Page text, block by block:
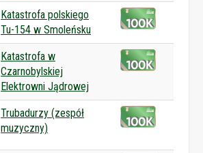
Katastrofa polskiego
Tu-154 w Smoleńsku
Katastrofa w
Czarnobylskiej
Elektrowni Jądrowej
Trubadurzy (zespół
muzyczny)